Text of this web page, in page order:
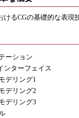
けるCGの基礎的な表
ーション
ンターフェイス
デリング1
デリング2
デリング3